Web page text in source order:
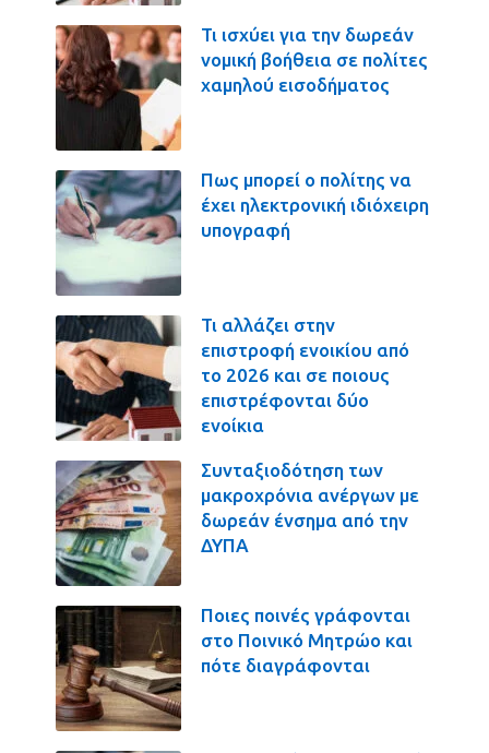
Τι ισχύει για την δωρεάν
νομική βοήθεια σε πολίτες
χαμηλού εισοδήματος
Πως μπορεί ο πολίτης να
έχει ηλεκτρονική ιδιόχειρη
υπογραφή
Τι αλλάζει στην
επιστροφή ενοικίου από
το 2026 και σε ποιους
επιστρέφονται δύο
ενοίκια
Συνταξιοδότηση των
μακροχρόνια ανέργων με
δωρεάν ένσημα από την
ΔΥΠΑ
Ποιες ποινές γράφονται
στο Ποινικό Μητρώο και
πότε διαγράφονται